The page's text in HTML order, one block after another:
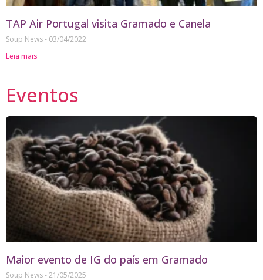
TAP Air Portugal visita Gramado e Canela
Soup News
03/04/2022
Leia mais
Eventos
Maior evento de IG do país em Gramado
Soup News 21/05/2025